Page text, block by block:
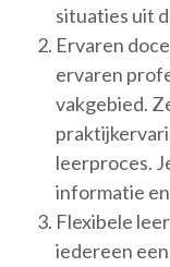
situaties uit
Ervaren
ervaren
vakgebied.
leerproces.
informatie
Flexibele
iedereen